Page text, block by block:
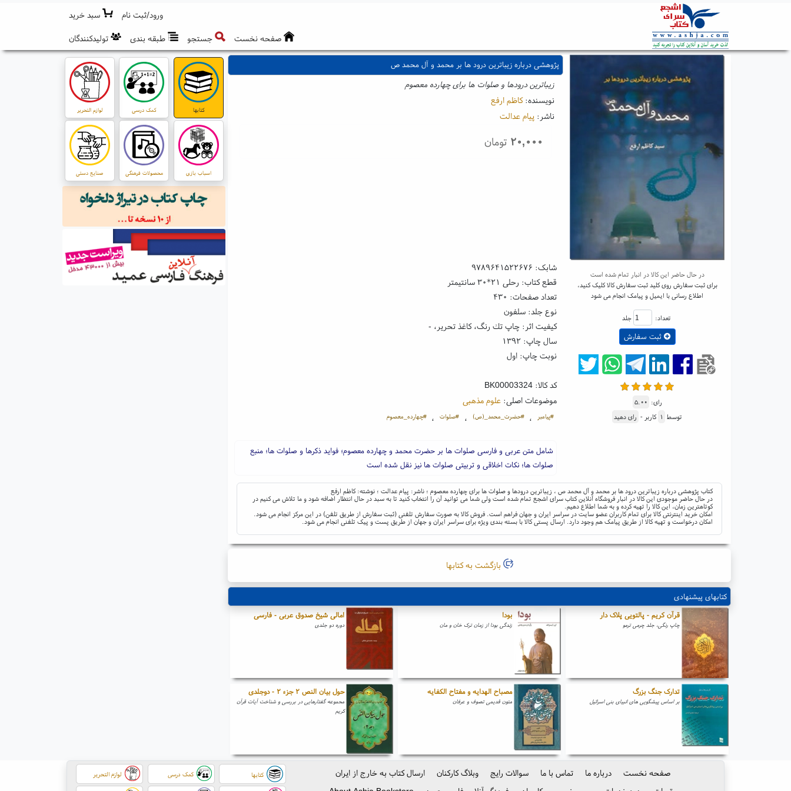
ورود/ثبت نام
سبد خرید
صفحه نخست
جستجو طبقه بندی تولیدکنندگان
پژوهشی درباره زیباترین درود ها بر محمد و آل محمد ص
زیباترین درودها و صلوات ها برای چهارده معصوم
نویسنده:کاظم ارفع
ناشر: پیام عدالت
۲۰,۰۰۰ تومان
در حال حاضر این کالا در انبار تمام شده است
برای ثبت سفارش روی کلید ثبت سفارش کالا کلیک کنید،
اطلاع رسانی با ایمیل و پیامک انجام می شود
تعداد: جلد
ثبت سفارش
رای: ۵.۰۰
توسط ۱ کاربر - رای دهید
شابک: ۹۷۸۹۶۴۱۵۲۲۶۷۶
قطع کتاب: رحلی ۲۱*۳۰ سانتیمتر
تعداد صفحات: ۴۳۰
نوع جلد: سلفون
کیفیت اثر: چاپ تك رنگ، کاغذ تحریر، -
سال چاپ: ۱۳۹۲
نوبت چاپ: اول
کد کالا:BK00003324
موضوعات اصلی:علوم مذهبی
#پیامبر ، #حضرت_محمد_(ص) ، #صلوات ، #چهارده_معصوم
شامل متن عربی و فارسی صلوات ها بر حضرت محمد و چهارده معصوم؛ فواید ذکرها و صلوات ها؛ منبع
صلوات ها؛ نکات اخلاقی و تربیتی صلوات ها نیز نقل شده است
کتاب پژوهشی درباره زیباترین درود ها بر محمد و آل محمد ص ، زیباترین درودها و صلوات ها برای چهارده معصوم ؛ ناشر: پیام عدالت ؛ نوشته: کاظم ارفع
در حال حاضر موجودی این کالا در انبار فروشگاه آنلاین کتاب سرای اشجع تمام شده است ولی شما می توانید آن را انتخاب کنید تا به سبد در حال انتظار اضافه شود و ما تلاش می کنیم در
کوتاهترین زمان، این کالا را تهیه کرده و به شما اطلاع دهیم.
امکان خرید اینترنتی کالا برای تمام کاربران عضو سایت در سراسر ایران و جهان فراهم است. فروش کالا به صورت سفارش تلفنی (ثبت سفارش از طریق تلفن) در این مرکز انجام می شود.
امکان درخواست و تهیه کالا از طریق پیامک هم وجود دارد. ارسال پستی کالا با بسته بندی ویژه برای سراسر ایران و جهان از طریق پست و پیک تلفنی انجام می شود.
بازگشت به کتابها
کتابهای پیشنهادی
قرآن کریم - پالتویی پلاک دار
چاپ رنگی، جلد چرمی ترمو
بودا
زندگی بودا از زمان ترک خان و مان
امالی شیخ صدوق عربی - فارسی
دوره دو جلدی
تدارک جنگ بزرگ
بر اساس پیشگویی های انبیای بنی اسرائیل
مصباح الهدایه و مفتاح الکفایه
متون قدیمی تصوف و عرفان
حول بیان النص ۲ جزء ۲ - دوجلدی
محموعه گفتارهایی در بررسی و شناخت آیات قرآن
کریم
کتابها کمک درسی لوازم التحریر
اسباب بازی محصولات فرهنگی صنایع دستی
صفحه نخست درباره ما تماس با ما سوالات رایج وبلاگ کارکنان
ارسال کتاب به خارج از ایران
کتابها کمک درسی لوازم التحریر